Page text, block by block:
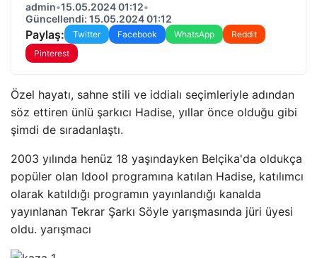
admin•15.05.2024 01:12•
Güncellendi: 15.05.2024 01:12
Paylaş: Twitter Facebook WhatsApp
Reddit
Pinterest
Özel hayatı, sahne stili ve iddialı seçimleriyle adından
söz ettiren ünlü şarkıcı Hadise, yıllar önce olduğu gibi
şimdi de sıradanlaştı.
2003 yılında henüz 18 yaşındayken Belçika'da oldukça
popüler olan Idool programına katılan Hadise, katılımcı
olarak katıldığı programın yayınlandığı kanalda
yayınlanan Tekrar Şarkı Söyle yarışmasında jüri üyesi
oldu. yarışmacı